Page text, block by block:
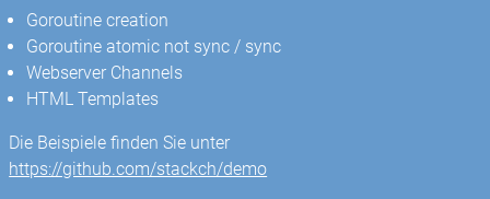
Goroutine creation
Goroutine atomic not sync / sync
Webserver Channels
HTML Templates
Die Beispiele finden Sie unter
https://github.com/stackch/demo